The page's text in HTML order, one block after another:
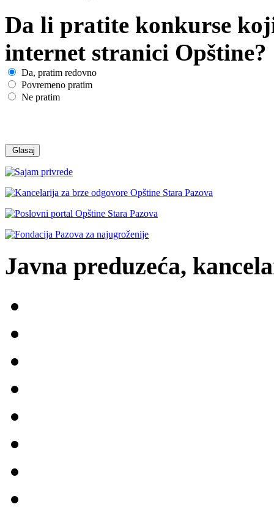
Da li pratite konkurse
internet stranici Opštine?
Da, pratim redovno
Povremeno pratim
Ne pratim
Javna preduzeća,